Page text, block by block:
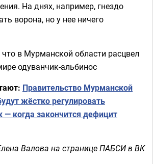
На днях, например, гнездо
ворона, но у нее ничего
что в Мурманской области расцвел
одуванчик-альбинос
Правительство Мурманской
жёстко регулировать
когда закончится дефицит
Валова на странице ПАБСИ в ВК